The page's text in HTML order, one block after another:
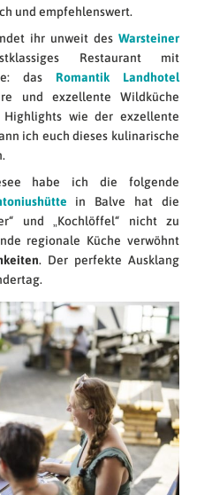
und empfehlenswert.
ihr unweit des Warsteiner
Restaurant mit
das Romantik Landhotel
und exzellente Wildküche
wie der exzellente
ich euch dieses kulinarische
habe ich die folgende
in Balve hat die
und „Kochlöffel“ nicht zu
regionale Küche verwöhnt
. Der perfekte Ausklang